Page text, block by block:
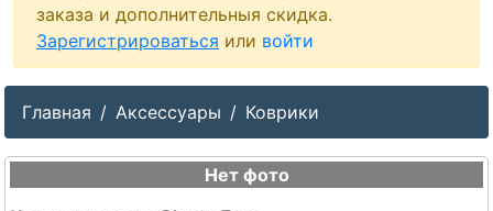
заказа и дополнительныя скидка.
Зарегистрироваться или войти
Главная Аксессуары Коврики
Нет фото